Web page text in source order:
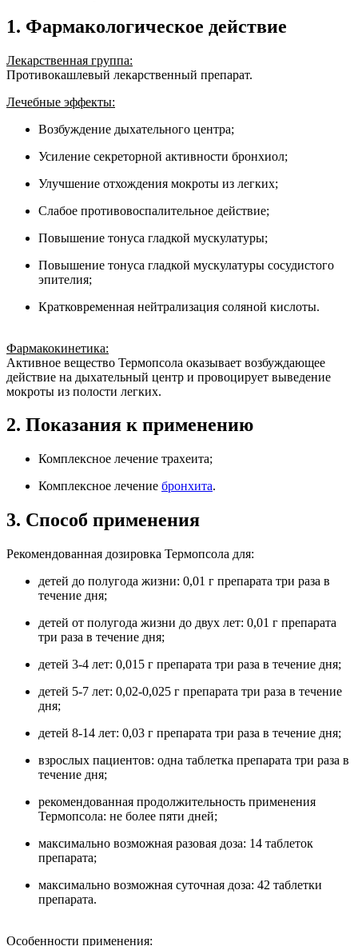
1. Фармакологическое действие
Лекарственная группа:
Противокашлевый лекарственный препарат.
Лечебные эффекты:
Возбуждение дыхательного центра;
Усиление секреторной активности бронхиол;
Улучшение отхождения мокроты из легких;
Слабое противовоспалительное действие;
Повышение тонуса гладкой мускулатуры;
Повышение тонуса гладкой мускулатуры сосудистого
эпителия;
Кратковременная нейтрализация соляной кислоты.
Фармакокинетика:
Активное вещество Термопсола оказывает возбуждающее
действие на дыхательный центр и провоцирует выведение
мокроты из полости легких.
2. Показания к применению
Комплексное лечение трахеита;
Комплексное лечение бронхита.
3. Способ применения
Рекомендованная дозировка Термопсола для:
детей до полугода жизни: 0,01 г препарата три раза в
течение дня;
детей от полугода жизни до двух лет: 0,01 г препарата
три раза в течение дня;
детей 3-4 лет: 0,015 г препарата три раза в течение дня;
детей 5-7 лет: 0,02-0,025 г препарата три раза в течение
дня;
детей 8-14 лет: 0,03 г препарата три раза в течение дня;
взрослых пациентов: одна таблетка препарата три раза в
течение дня;
рекомендованная продолжительность применения
Термопсола: не более пяти дней;
максимально возможная разовая доза: 14 таблеток
препарата;
максимально возможная суточная доза: 42 таблетки
препарата.
Особенности применения: